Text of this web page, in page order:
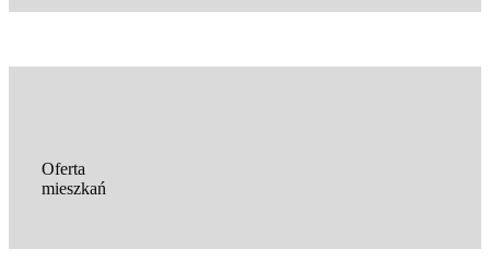
Oferta
mieszkań